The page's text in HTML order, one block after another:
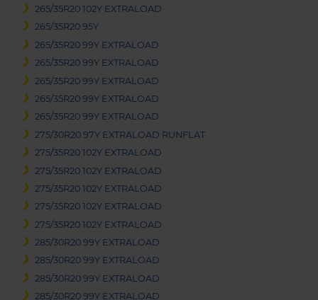
265/35R20 102Y EXTRALOAD
265/35R20 95Y
265/35R20 99Y EXTRALOAD
265/35R20 99Y EXTRALOAD
265/35R20 99Y EXTRALOAD
265/35R20 99Y EXTRALOAD
265/35R20 99Y EXTRALOAD
275/30R20 97Y EXTRALOAD RUNFLAT
275/35R20 102Y EXTRALOAD
275/35R20 102Y EXTRALOAD
275/35R20 102Y EXTRALOAD
275/35R20 102Y EXTRALOAD
275/35R20 102Y EXTRALOAD
285/30R20 99Y EXTRALOAD
285/30R20 99Y EXTRALOAD
285/30R20 99Y EXTRALOAD
285/30R20 99Y EXTRALOAD